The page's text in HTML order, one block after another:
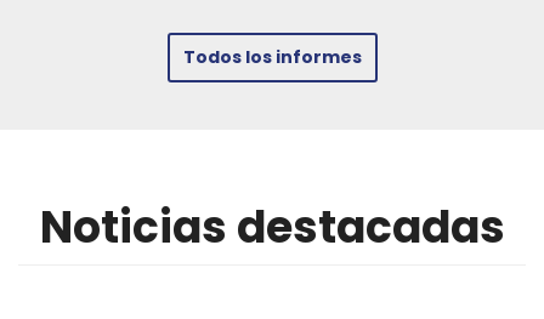
Todos los informes
Noticias destacadas